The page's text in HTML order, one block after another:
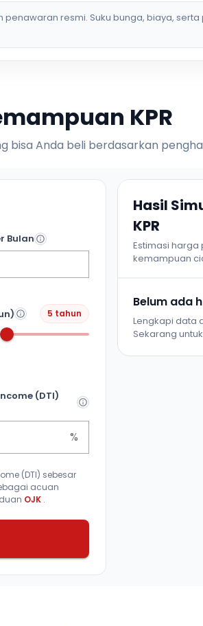
resmi. Suku bunga, biaya,
KPR
bisa Anda beli berdasarkan
Bulan
5 tahun
(DTI)
%
(DTI) sebesar
acuan
OJK .
Hasil
KPR
Estimasi
kemampuan
Belum ada
Lengkapi data
Sekarang